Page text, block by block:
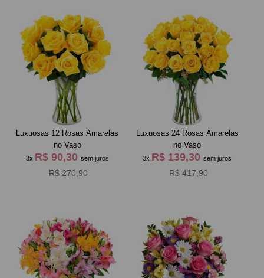
Luxuosas 12 Rosas Amarelas
no Vaso
3x R$ 90,30 sem juros
R$ 270,90
Luxuosas 24 Rosas Amarelas
no Vaso
3x R$ 139,30sem juros
R$ 417,90